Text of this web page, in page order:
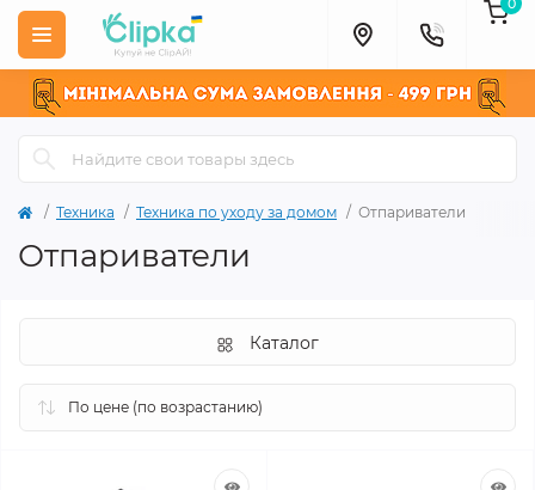
Техника Техника по уходу за домом Отпариватели
Отпариватели
Каталог